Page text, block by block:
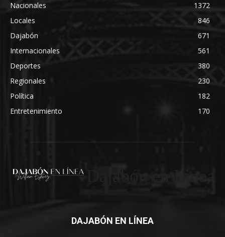
Nacionales
1372
Locales
846
Dajabón
671
Internacionales
561
Deportes
380
Regionales
230
Política
182
Entretenimiento
170
DAJABÓN EN LÍNEA